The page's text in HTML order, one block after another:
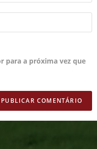
para a próxima vez que